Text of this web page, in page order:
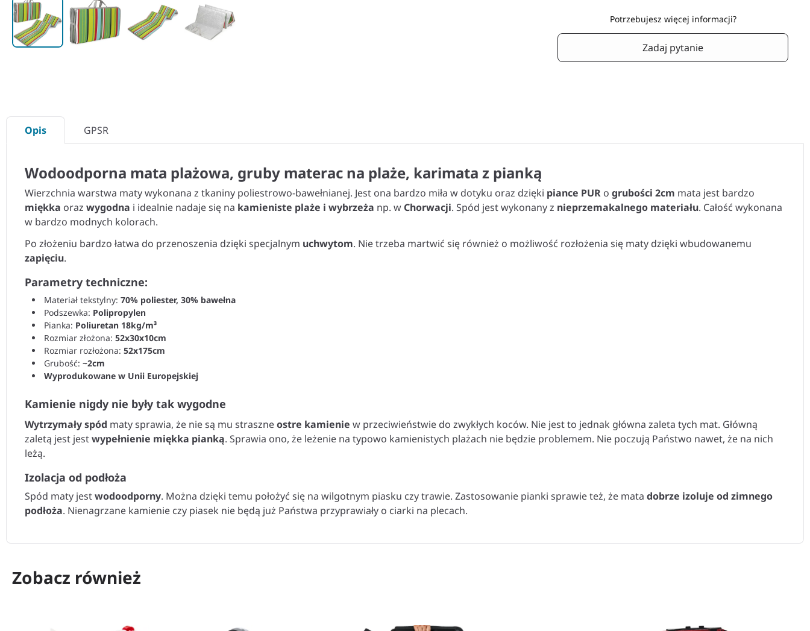
Potrzebujesz więcej informacji?
Zadaj pytanie
Opis GPSR
Wodoodporna mata plażowa, gruby materac na plaże, karimata z pianką
Wierzchnia warstwa maty wykonana z tkaniny poliestrowo-bawełnianej. Jest ona bardzo miła w dotyku oraz dzięki piance PUR o grubości 2cm mata jest bardzo
miękka oraz wygodna i idealnie nadaje się na kamieniste plaże i wybrzeża np. w Chorwacji. Spód jest wykonany z nieprzemakalnego materiału. Całość wykonana
w bardzo modnych kolorach.
Po złożeniu bardzo łatwa do przenoszenia dzięki specjalnym uchwytom. Nie trzeba martwić się również o możliwość rozłożenia się maty dzięki wbudowanemu
zapięciu.
Parametry techniczne:
Materiał tekstylny: 70% poliester, 30% bawełna
Podszewka: Polipropylen
Pianka: Poliuretan 18kg/m³
Rozmiar złożona: 52x30x10cm
Rozmiar rozłożona: 52x175cm
Grubość: ~2cm
Wyprodukowane w Unii Europejskiej
Kamienie nigdy nie były tak wygodne
Wytrzymały spód maty sprawia, że nie są mu straszneostre kamienie w przeciwieństwie do zwykłych koców. Nie jest to jednak główna zaleta tych mat. Główną
zaletą jest jestwypełnienie miękka pianką. Sprawia ono, że leżenie na typowo kamienistych plażach nie będzie problemem. Nie poczują Państwo nawet, że na nich
leżą.
Izolacja od podłoża
Spód maty jestwodoodporny. Można dzięki temu położyć się na wilgotnym piasku czy trawie. Zastosowanie pianki sprawie też, że mata dobrze izoluje od zimnego
podłoża. Nienagrzane kamienie czy piasek nie będą już Państwa przyprawiały o ciarki na plecach.
Zobacz również